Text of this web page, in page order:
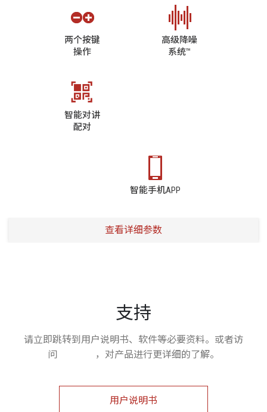
两个按键
操作
高级降噪
系统™
智能对讲
配对
智能手机APP
查看详细参数
支持
请立即跳转到用户说明书、软件等必要资料。或者访
问
，对产品进行更详细的了解。
用户说明书